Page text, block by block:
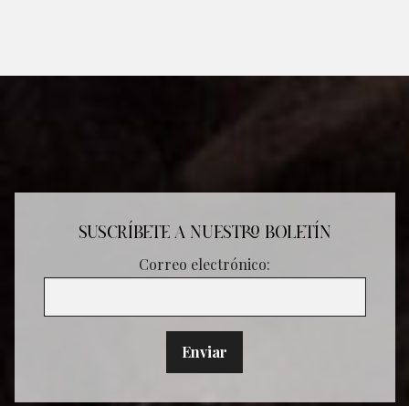
SUSCRÍBETE A NUESTRO BOLETÍN
Correo electrónico: